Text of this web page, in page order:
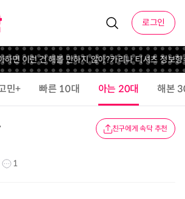
로그인
하면 이런 건 해볼 만하지 않아?카리나 티셔츠 정보향
민+ 빠른 10대 아는 20대 해본
친구에게 속닥 추천
1